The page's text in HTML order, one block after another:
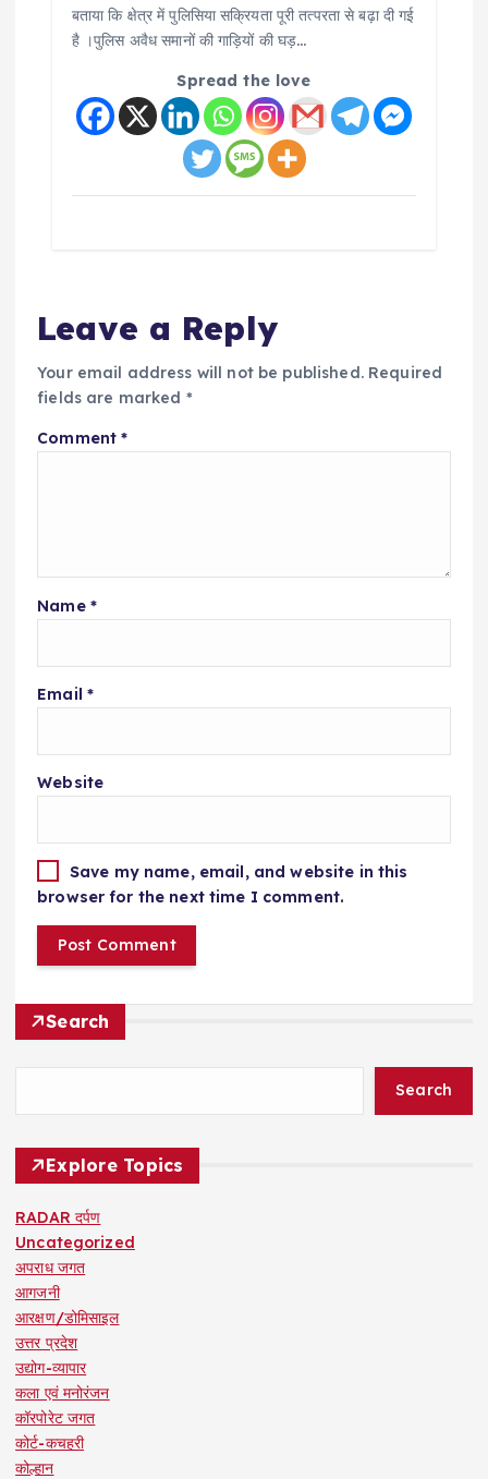
बताया कि क्षेत्र में पुलिसिया सक्रियता पूरी तत्परता से बढ़ा दी गई
है ।पुलिस अवैध समानों की गाड़ियों की घड़…
Spread the love
Leave a Reply
Your email address will not be published. Required
fields are marked *
Comment*
Name *
Email *
Website
Save my name, email, and website in this
browser for the next time I comment.
Search
Search
Explore Topics
RADAR दर्पण
Uncategorized
अपराध जगत
आगजनी
आरक्षण/डोमिसाइल
उत्तर प्रदेश
उद्योग-व्यापार
कला एवं मनोरंजन
कॉरपोरेट जगत
कोर्ट-कचहरी
कोल्हान